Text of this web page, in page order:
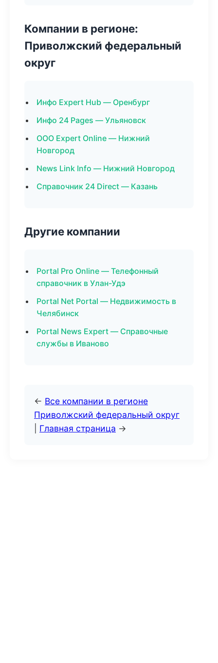
Компании в регионе:
Приволжский федеральный
округ
Инфо Expert Hub — Оренбург
Инфо 24 Pages — Ульяновск
ООО Expert Online — Нижний
Новгород
News Link Info — Нижний Новгород
Справочник 24 Direct — Казань
Другие компании
Portal Pro Online — Телефонный
справочник в Улан-Удэ
Portal Net Portal — Недвижимость в
Челябинск
Portal News Expert — Справочные
службы в Иваново
← Все компании в регионе
Приволжский федеральный округ
Главная страница →